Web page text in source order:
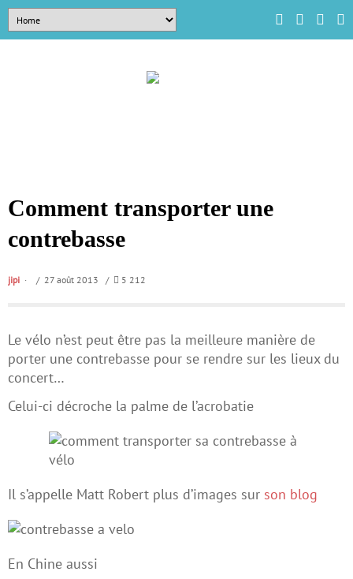
Comment transporter une
contrebasse
jipi / 27 août 2013 / 5 212
Le vélo n’est peut être pas la meilleure manière de
porter une contrebasse pour se rendre sur les lieux du
concert…
Celui-ci décroche la palme de l’acrobatie
Il s’appelle Matt Robert plus d’images sur son blog
En Chine aussi